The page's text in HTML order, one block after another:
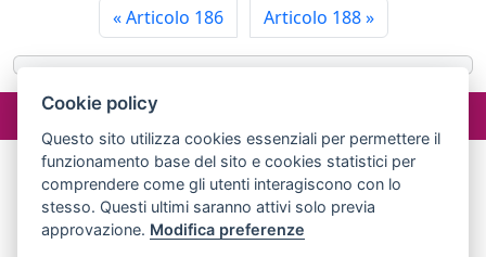
«Articolo 186 Articolo 188»
©2024 misterlex.it -
02029690472
Cookie policy
Questo sito utilizza cookies essenziali per permettere il
funzionamento base del sito e cookies statistici per
comprendere come gli utenti interagiscono con lo
stesso. Questi ultimi saranno attivi solo previa
approvazione. Modifica preferenze